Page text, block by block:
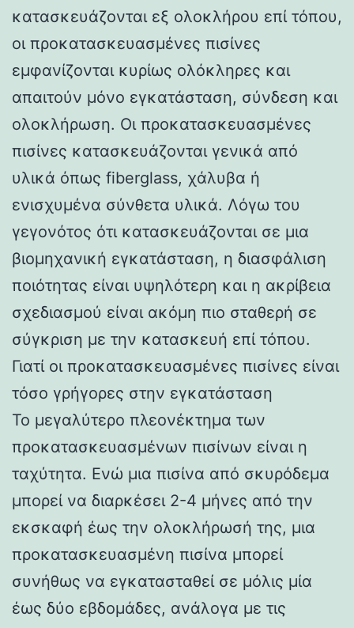
κατασκευάζονται εξ ολοκλήρου επί τόπου,
οι προκατασκευασμένες πισίνες
εμφανίζονται κυρίως ολόκληρες και
απαιτούν μόνο εγκατάσταση, σύνδεση και
ολοκλήρωση. Οι προκατασκευασμένες
πισίνες κατασκευάζονται γενικά από
υλικά όπως fiberglass, χάλυβα ή
ενισχυμένα σύνθετα υλικά. Λόγω του
γεγονότος ότι κατασκευάζονται σε μια
βιομηχανική εγκατάσταση, η διασφάλιση
ποιότητας είναι υψηλότερη και η ακρίβεια
σχεδιασμού είναι ακόμη πιο σταθερή σε
σύγκριση με την κατασκευή επί τόπου.
Γιατί οι προκατασκευασμένες πισίνες είναι
τόσο γρήγορες στην εγκατάσταση
Το μεγαλύτερο πλεονέκτημα των
προκατασκευασμένων πισίνων είναι η
ταχύτητα. Ενώ μια πισίνα από σκυρόδεμα
μπορεί να διαρκέσει 2-4 μήνες από την
εκσκαφή έως την ολοκλήρωσή της, μια
προκατασκευασμένη πισίνα μπορεί
συνήθως να εγκατασταθεί σε μόλις μία
έως δύο εβδομάδες, ανάλογα με τις